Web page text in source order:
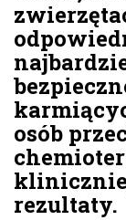
osób
rezultaty.